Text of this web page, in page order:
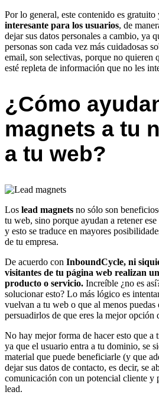
Por lo general, este contenido es gratuito
interesante para los usuarios, de
dejar sus datos personales a cambio, ya
personas son cada vez más cuidadosas
email, son selectivas, porque no quieren
esté repleta de información que no les
¿Cómo
magnets a tu
a tu web?
Los lead magnets no sólo son
tu web, sino porque ayudan a retener
y esto se traduce en mayores
de tu empresa.
De acuerdo con InboundCycle, ni
visitantes de tu página web realizan
producto o servicio. Increíble ¿no es
solucionar esto? Lo más lógico es
vuelvan a tu web o que al menos
persuadirlos de que eres la mejor opción
No hay mejor forma de hacer esto que a
ya que el usuario entra a tu dominio, se
material que puede beneficiarle (y que
dejar sus datos de contacto, es decir, se
comunicación con un potencial cliente y
lead.